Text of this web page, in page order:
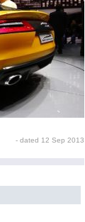
- dated 12 Sep 2013